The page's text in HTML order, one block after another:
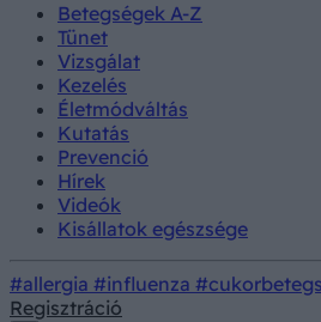
Betegségek A-Z
Tünet
Vizsgálat
Kezelés
Életmódváltás
Kutatás
Prevenció
Hírek
Videók
Kisállatok egészsége
#allergia #influenza
Regisztráció